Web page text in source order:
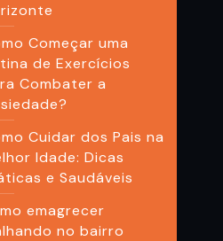
Começar uma
de Exercícios
Combater a
Cuidar dos Pais na
Idade: Dicas
e Saudáveis
emagrecer
no bairro